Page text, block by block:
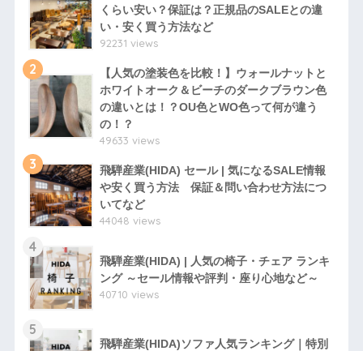
くらい安い？保証は？正規品のSALEとの違
い・安く買う方法など
92231 views
2
【人気の塗装色を比較！】ウォールナットと
ホワイトオーク＆ビーチのダークブラウン色
の違いとは！？OU色とWO色って何が違う
の！？
49633 views
3
飛騨産業(HIDA) セール | 気になるSALE情報
や安く買う方法 保証＆問い合わせ方法につ
いてなど
44048 views
4
飛騨産業(HIDA) | 人気の椅子・チェア ランキ
ング ～セール情報や評判・座り心地など～
40710 views
5
飛騨産業(HIDA)ソファ人気ランキング｜特別